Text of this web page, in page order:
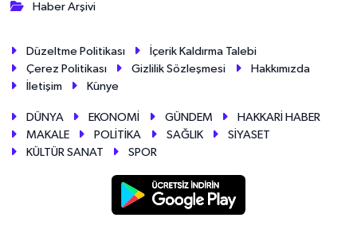
Haber Arşivi
Düzeltme Politikası
İçerik Kaldırma Talebi
Çerez Politikası
Gizlilik Sözleşmesi
Hakkımızda
İletişim
Künye
DÜNYA EKONOMİ GÜNDEM
HAKKARİ HABER
MAKALE
POLİTİKA SAĞLIK
SİYASET
KÜLTÜR SANAT
SPOR